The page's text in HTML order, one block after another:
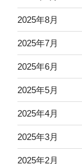
2025年8月
2025年7月
2025年6月
2025年5月
2025年4月
2025年3月
2025年2月